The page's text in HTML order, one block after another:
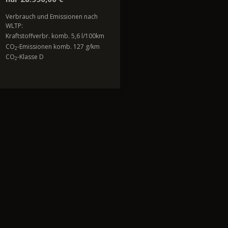
Verbrauch und Emissionen nach
WLTP:
Kraftstoffverbr. komb. 5,6 l/100km
CO2-Emissionen komb. 127 g/km
CO2-Klasse D